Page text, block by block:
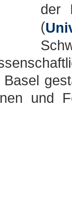
der
(
und